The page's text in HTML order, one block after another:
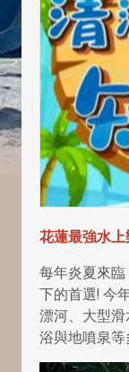
花蓮最強水上
每年炎夏來
下的首選! 今
漂河、大型
浴與地噴泉等